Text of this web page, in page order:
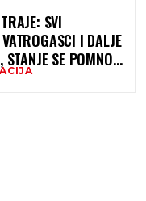
SVI
I DALJE
SE POMNO